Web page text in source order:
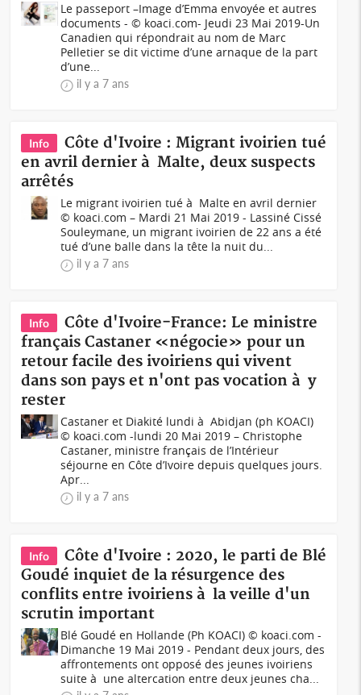
Le passeport –Image d’Emma envoyée et autres
documents - © koaci.com- Jeudi 23 Mai 2019-Un
Canadien qui répondrait au nom de Marc
Pelletier se dit victime d’une arnaque de la part
d’une...
il y a 7 ans
Info
Côte d'Ivoire : Migrant ivoirien tué
en avril dernier à Malte, deux suspects
arrêtés
Le migrant ivoirien tué à Malte en avril dernier
© koaci.com – Mardi 21 Mai 2019 - Lassiné Cissé
Souleymane, un migrant ivoirien de 22 ans a été
tué d’une balle dans la tête la nuit du...
il y a 7 ans
Info
Côte d'Ivoire-France: Le ministre
français Castaner «négocie» pour un
retour facile des ivoiriens qui vivent
dans son pays et n'ont pas vocation à y
rester
Castaner et Diakité lundi à Abidjan (ph KOACI)
© koaci.com -lundi 20 Mai 2019 – Christophe
Castaner, ministre français de l’Intérieur
séjourne en Côte d’Ivoire depuis quelques jours.
Apr...
il y a 7 ans
Info
Côte d'Ivoire : 2020, le parti de Blé
Goudé inquiet de la résurgence des
conflits entre ivoiriens à la veille d'un
scrutin important
Blé Goudé en Hollande (Ph KOACI) © koaci.com -
Dimanche 19 Mai 2019 - Pendant deux jours, des
affrontements ont opposé des jeunes ivoiriens
suite à une altercation entre deux jeunes cha...